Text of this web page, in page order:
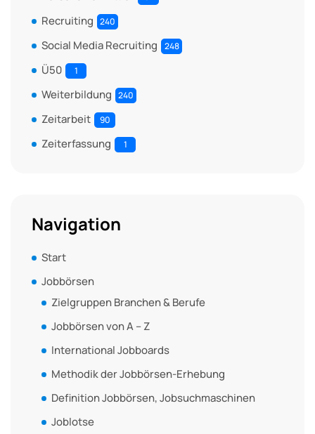
Recruiting 240
Social Media Recruiting 248
Ü50 1
Weiterbildung 240
Zeitarbeit 90
Zeiterfassung 1
Navigation
Start
Jobbörsen
Zielgruppen Branchen & Berufe
Jobbörsen von A – Z
International Jobboards
Methodik der Jobbörsen-Erhebung
Definition Jobbörsen, Jobsuchmaschinen
Joblotse